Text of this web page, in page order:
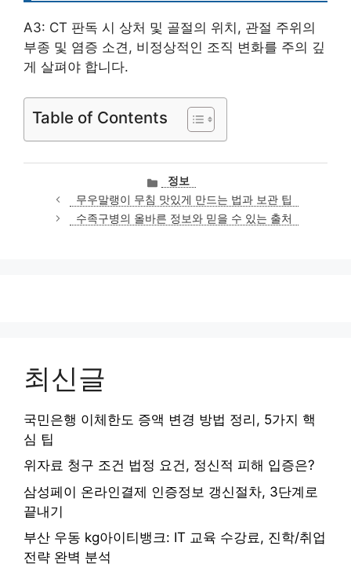
A3: CT 판독 시 상처 및 골절의 위치, 관절 주위의
부종 및 염증 소견, 비정상적인 조직 변화를 주의 깊
게 살펴야 합니다.
Table of Contents
카
테
고
리
정보
무우말랭이 무침 맛있게 만드는 법과 보관 팁
수족구병의 올바른 정보와 믿을 수 있는 출처
최신글
국민은행 이체한도 증액 변경 방법 정리, 5가지 핵
심 팁
위자료 청구 조건 법정 요건, 정신적 피해 입증은?
삼성페이 온라인결제 인증정보 갱신절차, 3단계로
끝내기
부산 우동 kg아이티뱅크: IT 교육 수강료, 진학/취업
전략 완벽 분석